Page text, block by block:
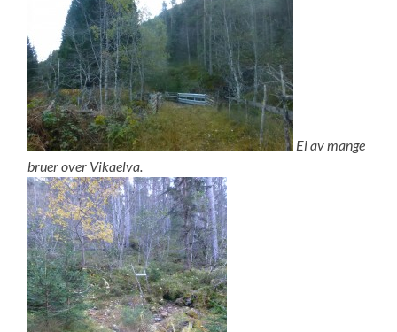
Ei av mange
bruer over Vikaelva.